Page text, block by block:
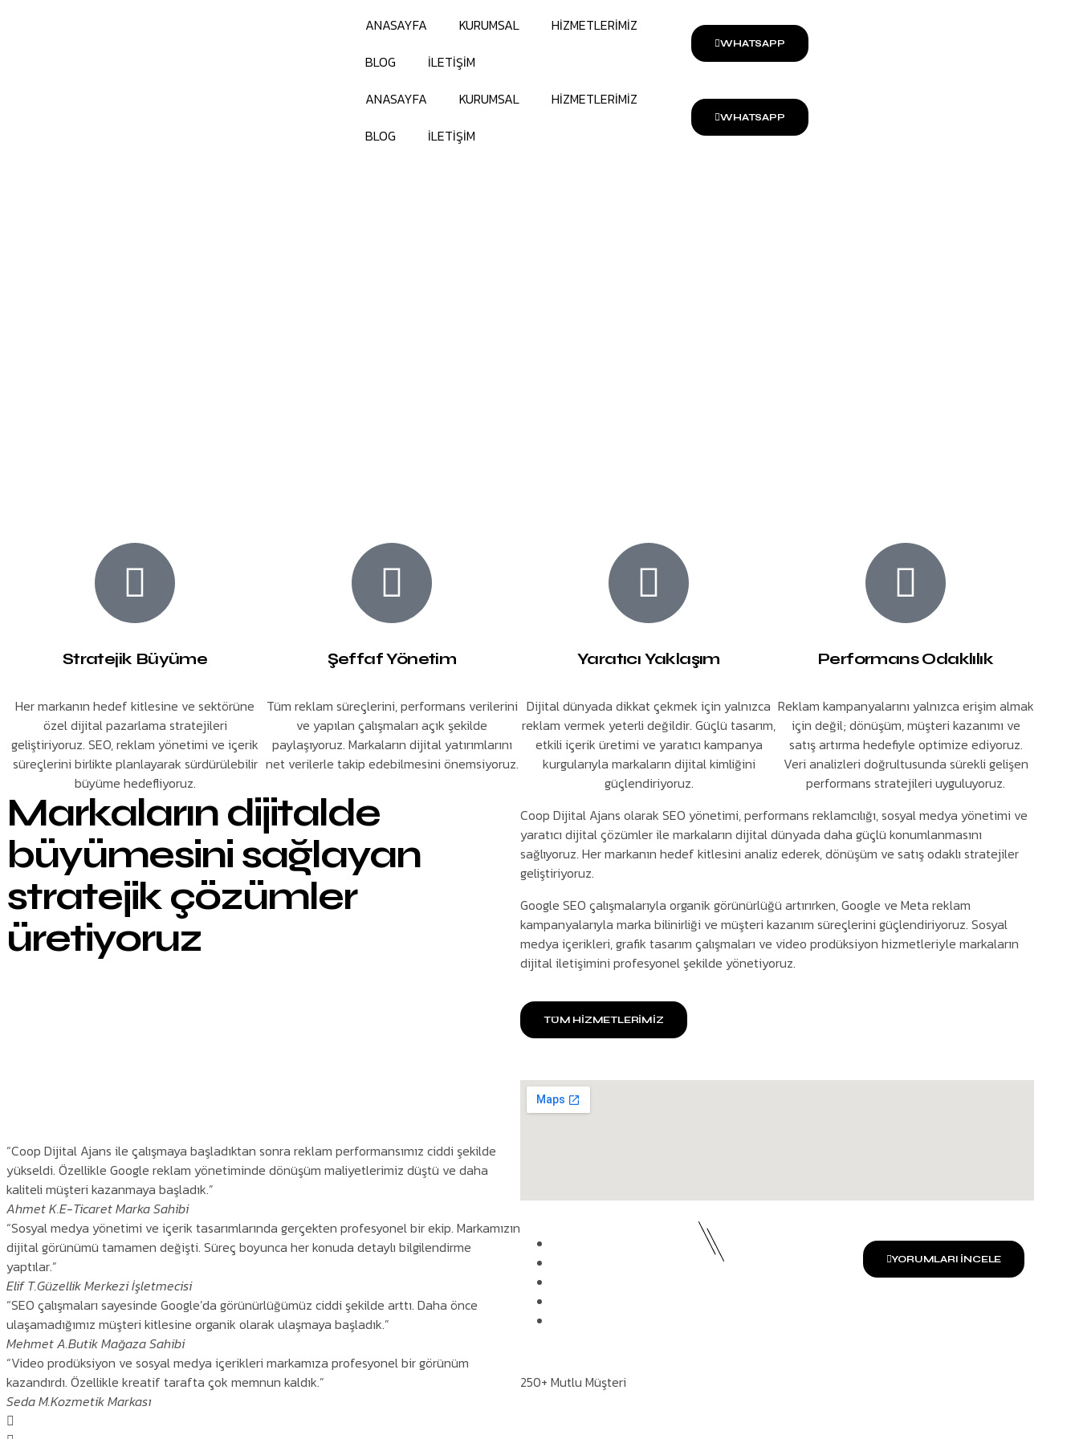
ANASAYFA KURUMSAL
HİZMETLERİMİZ
BLOG
İLETİŞİM
WHATSAPP
ANASAYFA KURUMSAL
HİZMETLERİMİZ
BLOG
İLETİŞİM
WHATSAPP
Stratejik Büyüme
Her markanın hedef kitlesine ve sektörüne
özel dijital pazarlama stratejileri
geliştiriyoruz. SEO, reklam yönetimi ve içerik
süreçlerini birlikte planlayarak sürdürülebilir
büyüme hedefliyoruz.
Şeffaf Yönetim
Tüm reklam süreçlerini, performans verilerini
ve yapılan çalışmaları açık şekilde
paylaşıyoruz. Markaların dijital yatırımlarını
net verilerle takip edebilmesini önemsiyoruz.
Yaratıcı Yaklaşım
Dijital dünyada dikkat çekmek için yalnızca
reklam vermek yeterli değildir. Güçlü tasarım,
etkili içerik üretimi ve yaratıcı kampanya
kurgularıyla markaların dijital kimliğini
güçlendiriyoruz.
Performans Odaklılık
Reklam kampanyalarını yalnızca erişim almak
için değil; dönüşüm, müşteri kazanımı ve
satış artırma hedefiyle optimize ediyoruz.
Veri analizleri doğrultusunda sürekli gelişen
performans stratejileri uyguluyoruz.
Markaların dijitalde
büyümesini sağlayan
stratejik çözümler
üretiyoruz
Coop Dijital Ajans olarak SEO yönetimi, performans reklamcılığı, sosyal medya yönetimi ve
yaratıcı dijital çözümler ile markaların dijital dünyada daha güçlü konumlanmasını
sağlıyoruz. Her markanın hedef kitlesini analiz ederek, dönüşüm ve satış odaklı stratejiler
geliştiriyoruz.
Google SEO çalışmalarıyla organik görünürlüğü artırırken, Google ve Meta reklam
kampanyalarıyla marka bilinirliği ve müşteri kazanım süreçlerini güçlendiriyoruz. Sosyal
medya içerikleri, grafik tasarım çalışmaları ve video prodüksiyon hizmetleriyle markaların
dijital iletişimini profesyonel şekilde yönetiyoruz.
TÜM HİZMETLERİMİZ
“Coop Dijital Ajans ile çalışmaya başladıktan sonra reklam performansımız ciddi şekilde
yükseldi. Özellikle Google reklam yönetiminde dönüşüm maliyetlerimiz düştü ve daha
kaliteli müşteri kazanmaya başladık.”
Ahmet K.E-Ticaret Marka Sahibi
“Sosyal medya yönetimi ve içerik tasarımlarında gerçekten profesyonel bir ekip. Markamızın
dijital görünümü tamamen değişti. Süreç boyunca her konuda detaylı bilgilendirme
yaptılar.”
Elif T.Güzellik Merkezi İşletmecisi
“SEO çalışmaları sayesinde Google’da görünürlüğümüz ciddi şekilde arttı. Daha önce
ulaşamadığımız müşteri kitlesine organik olarak ulaşmaya başladık.”
Mehmet A.Butik Mağaza Sahibi
“Video prodüksiyon ve sosyal medya içerikleri markamıza profesyonel bir görünüm
kazandırdı. Özellikle kreatif tarafta çok memnun kaldık.”
Seda M.Kozmetik Markası
250+ Mutlu Müşteri
YORUMLARI İNCELE